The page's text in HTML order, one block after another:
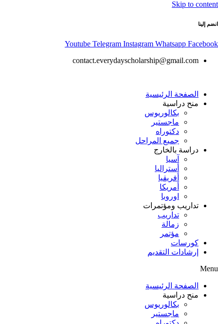
Skip to content
انضم إلينا
Youtube Telegram Instagram Whatsapp Facebook
contact.everydayscholarship@gmail.com
الصفحة الرئيسية
منح دراسية
بكالوريوس
ماجستير
دكتوراه
جميع المراحل
دراسة بالخارج
آسيا
أستراليا
أفريقيا
أمريكا
اوروبا
تداريب ومؤتمرات
تداريب
زمالة
مؤتمر
كورسات
إرشادات التقديم
Menu
الصفحة الرئيسية
منح دراسية
بكالوريوس
ماجستير